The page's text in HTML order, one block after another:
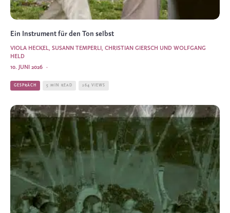
Ein Instrument für den Ton selbst
VIOLA HECKEL, SUSANN TEMPERLI, CHRISTIAN GIERSCH UND WOLFGANG
HELD
·
10. JUNI 2026
GESPRÄCH 5 MIN READ 264 VIEWS